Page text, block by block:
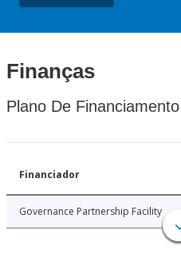
Finanças
Plano De
Financiador
Governance Partnership Facility